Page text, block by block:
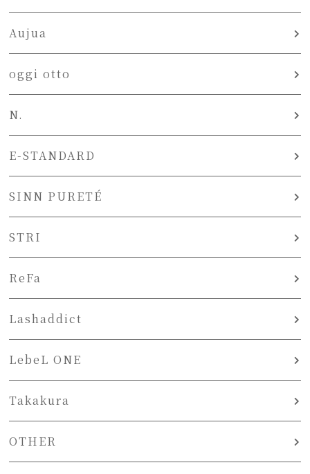
Aujua
oggi otto
N.
E-STANDARD
SINN PURETÉ
STRI
ReFa
Lashaddict
LebeL ONE
Takakura
OTHER